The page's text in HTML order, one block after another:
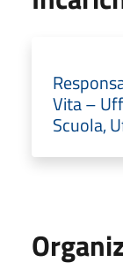
Vita –
Scuola,